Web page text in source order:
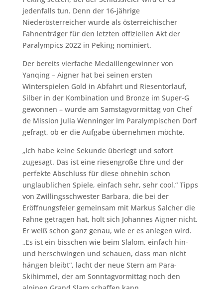
jedenfalls tun. Denn der 16-jährige
Niederösterreicher wurde als österreichischer
Fahnenträger für den letzten offiziellen Akt der
Paralympics 2022 in Peking nominiert.
Der bereits vierfache Medaillengewinner von
Yanqing – Aigner hat bei seinen ersten
Winterspielen Gold in Abfahrt und Riesentorlauf,
Silber in der Kombination und Bronze im Super-G
gewonnen – wurde am Samstagvormittag von Chef
de Mission Julia Wenninger im Paralympischen Dorf
gefragt, ob er die Aufgabe übernehmen möchte.
„Ich habe keine Sekunde überlegt und sofort
zugesagt. Das ist eine riesengroße Ehre und der
perfekte Abschluss für diese ohnehin schon
unglaublichen Spiele, einfach sehr, sehr cool.“ Tipps
von Zwillingsschwester Barbara, die bei der
Eröffnungsfeier gemeinsam mit Markus Salcher die
Fahne getragen hat, holt sich Johannes Aigner nicht.
Er weiß schon ganz genau, wie er es anlegen wird.
„Es ist ein bisschen wie beim Slalom, einfach hin-
und herschwingen und schauen, dass man nicht
hängen bleibt“, lacht der neue Stern am Para-
Skihimmel, der am Sonntagvormittag noch den